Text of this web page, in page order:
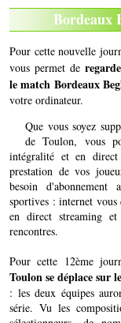
Bordeaux
Pour cette nouvelle
vous permet de
le match Bordeaux
votre ordinateur.
Que vous soyez
de Toulon, vous
intégralité et en
prestation de vos
besoin
sportives : internet vous
en direct streaming
rencontres.
Pour cette 12ème
Toulon se déplace sur
: les deux équipes
série. Vu les